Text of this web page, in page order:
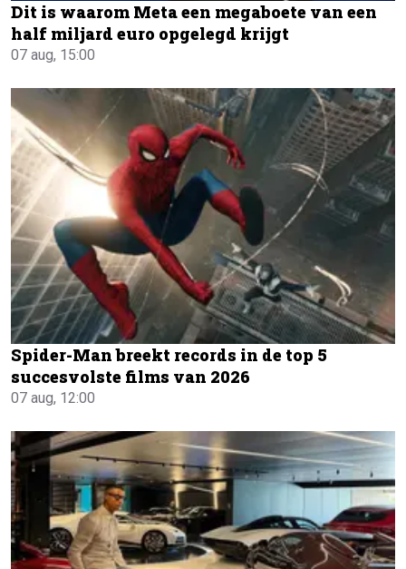
Dit is waarom Meta een megaboete van een
half miljard euro opgelegd krijgt
07 aug, 15:00
Spider-Man breekt records in de top 5
succesvolste films van 2026
07 aug, 12:00